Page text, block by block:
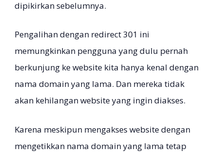
dipikirkan sebelumnya.
Pengalihan dengan redirect 301 ini
memungkinkan pengguna yang dulu pernah
berkunjung ke website kita hanya kenal dengan
nama domain yang lama. Dan mereka tidak
akan kehilangan website yang ingin diakses.
Karena meskipun mengakses website dengan
mengetikkan nama domain yang lama tetap